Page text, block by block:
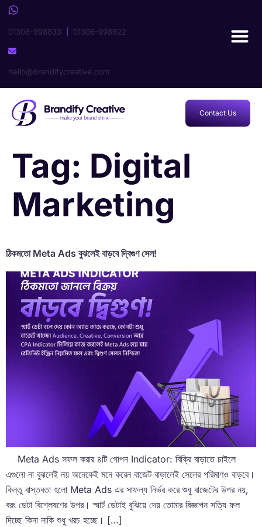
01306-998833 01306-998822
hello@brandifycreative.com
Contact Us
Tag: Digital
Marketing
ঠিকমতো Meta Ads বুঝলেই বাড়বে দ্বিগুণ সেল!
Meta Ads সফল করার ৪টি গোপন Indicator: বিক্রি বাড়াতে চাইলে
এগুলো না বুঝলেই নয় অনেকেই মনে করেন বাজেট বাড়ালেই সেলের পরিমাণও বাড়বে।
কিন্তু বাস্তবতা হলো Meta Ads এর সাফল্য নির্ভর করে শুধু বাজেটের উপর নয়,
বরং ডেটা বিশ্লেষণের উপর। স্মার্ট ডেটাই বুঝিয়ে দেয় তোমার বিজ্ঞাপন সত্যি ফল
দিচ্ছে কিনা নাকি শুধু খরচ হচ্ছে। […]